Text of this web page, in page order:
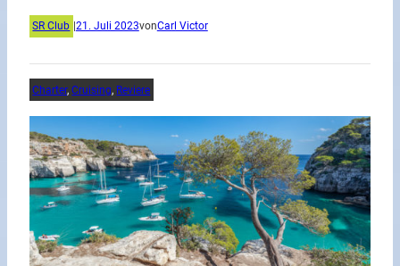
SR Club 21. Juli 2023vonCarl Victor
Charter, Cruising, Reviere